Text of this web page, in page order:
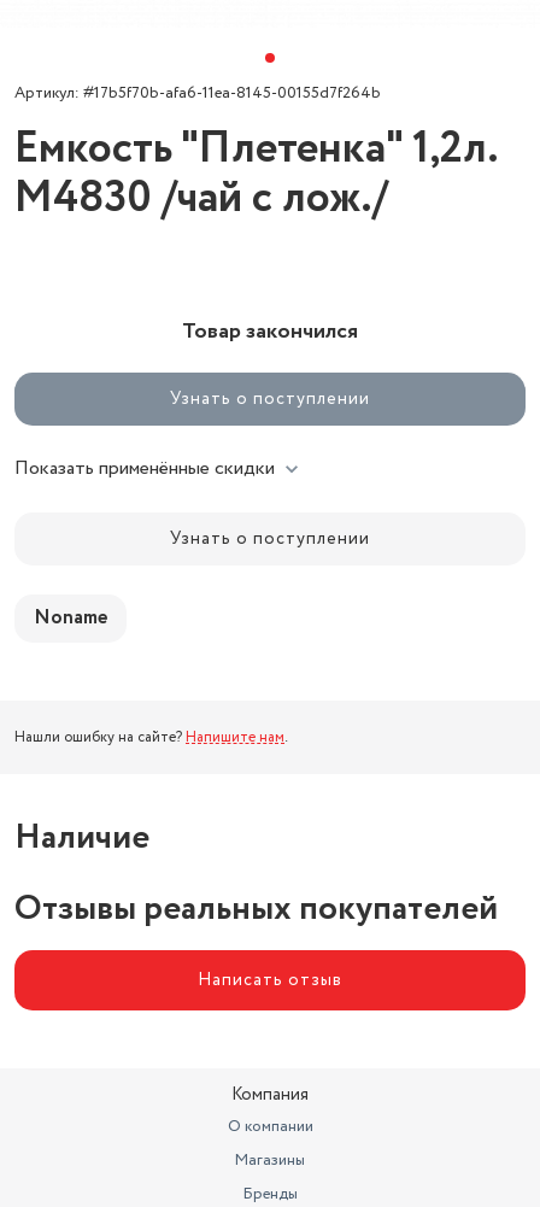
Артикул: #17b5f70b-afa6-11ea-8145-00155d7f264b
Емкость "Плетенка" 1,2л.
М4830 /чай с лож./
Товар закончился
Узнать о поступлении
Показать применённые скидки
Узнать о поступлении
Noname
Нашли ошибку на сайте? Напишите нам.
Наличие
Отзывы реальных покупателей
Написать отзыв
Компания
О компании
Магазины
Бренды